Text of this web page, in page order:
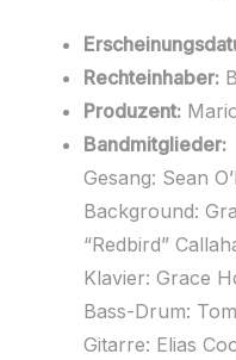
Rechteinhaber:
Produzent:
Bandmitglieder:
Gesang: Sean
Background:
“Redbird”
Klavier: Grace
Bass-Drum:
Gitarre: Elias